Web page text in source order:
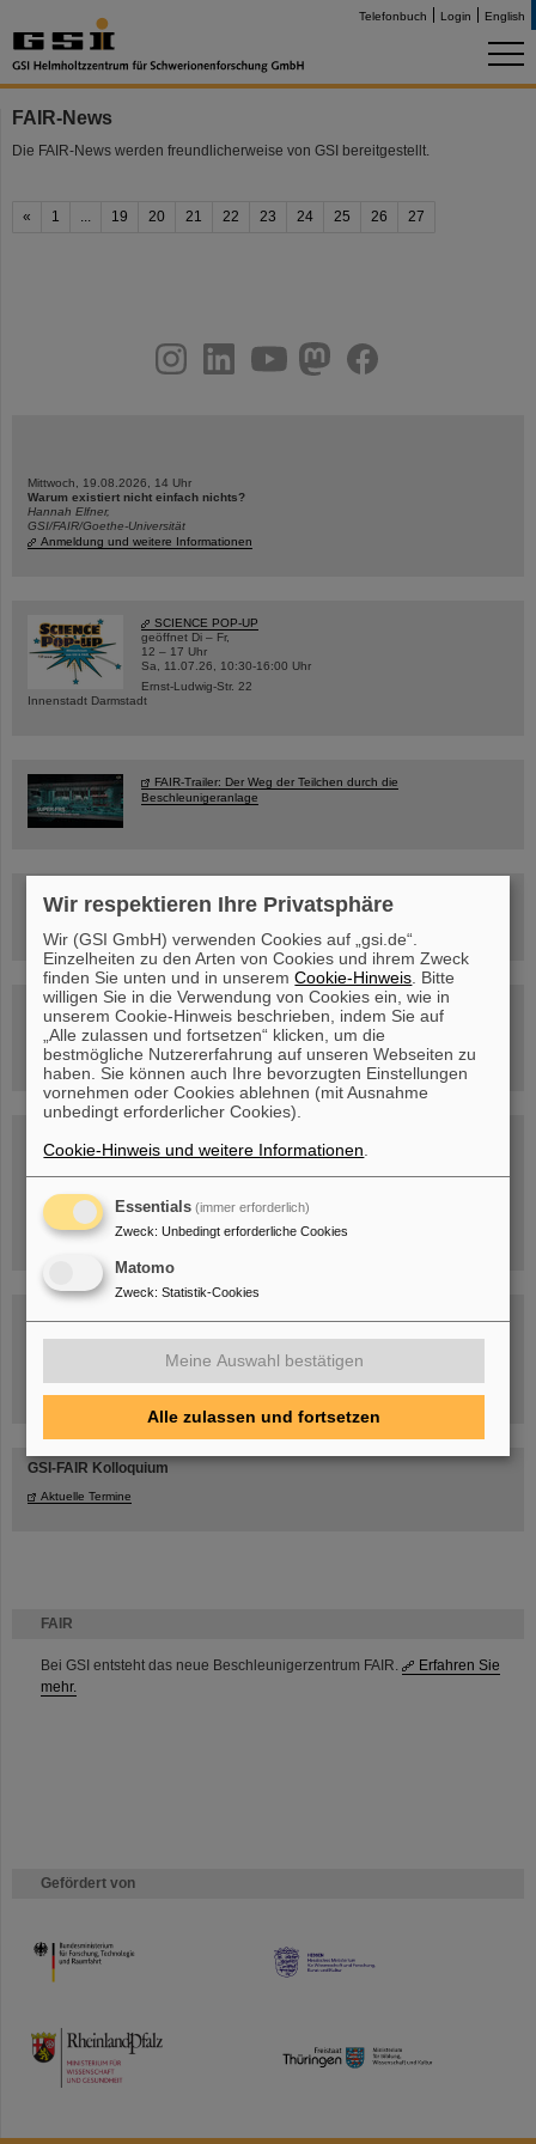
Telefonbuch Login English
FAIR
Bei GSI entsteht das neue Beschleunigerzentrum FAIR.
Erfahren Sie
mehr.
Gefördert von
HMWK
TMWWDG
FAIR-News
Die FAIR-News werden freundlicherweise von GSI bereitgestellt.
« 1 ... 19 20 21 22 23 24 25 26 27
youtubehelmholtz.socialfacebook
Mittwoch, 19.08.2026, 14 Uhr
Warum existiert nicht einfach nichts?
Hannah Elfner,
GSI/FAIR/Goethe-Universität
Anmeldung und weitere Informationen
SCIENCE POP-UP
geöffnet Di – Fr,
12 – 17 Uhr
Sa, 11.07.26, 10:30-16:00 Uhr
Ernst-Ludwig-Str. 22
Innenstadt Darmstadt
FAIR-Trailer: Der Weg der Teilchen durch die
Beschleunigeranlage
Rundflug über die FAIR-Baustelle
Besichtigung von GSI/FAIR –
jetzt Termin buchen!
GSI-FAIR Kolloquium
Aktuelle Termine
Wir respektieren Ihre Privatsphäre
Wir (GSI GmbH) verwenden Cookies auf „gsi.de“.
Einzelheiten zu den Arten von Cookies und ihrem Zweck
finden Sie unten und in unseremCookie-Hinweis . Bitte
willigen Sie in die Verwendung von Cookies ein, wie in
unserem Cookie-Hinweis beschrieben, indem Sie auf
„Alle zulassen und fortsetzen“ klicken, um die
bestmögliche Nutzererfahrung auf unseren Webseiten zu
haben. Sie können auch Ihre bevorzugten Einstellungen
vornehmen oder Cookies ablehnen (mit Ausnahme
unbedingt erforderlicher Cookies).
Cookie-Hinweis und weitere Informationen
Essentials (immer erforderlich)
Zweck: Unbedingt erforderliche Cookies
Matomo
Zweck: Statistik-Cookies
Meine Auswahl bestätigen
Alle zulassen und fortsetzen